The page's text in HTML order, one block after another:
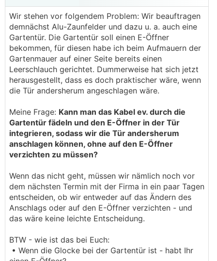
Wir stehen vor folgendem Problem: Wir beauftragen
demnächst Alu-Zaunfelder und dazu u. a. auch eine
Gartentür. Die Gartentür soll einen E-Öffner
bekommen, für diesen habe ich beim Aufmauern der
Gartenmauer auf einer Seite bereits einen
Leerschlauch gerichtet. Dummerweise hat sich jetzt
herausgestellt, dass es doch praktischer wäre, wenn
die Tür andersherum angeschlagen wäre.
Meine Frage: Kann man das Kabel ev. durch die
Gartentür fädeln und den E-Öffner in der Tür
integrieren, sodass wir die Tür andersherum
anschlagen können, ohne auf den E-Öffner
verzichten zu müssen?
Wenn das nicht geht, müssen wir nämlich noch vor
dem nächsten Termin mit der Firma in ein paar Tagen
entscheiden, ob wir entweder auf das Ändern des
Anschlags oder auf den E-Öffner verzichten - und
das wäre keine leichte Entscheidung.
BTW - wie ist das bei Euch:
• Wenn die Glocke bei der Gartentür ist - habt Ihr